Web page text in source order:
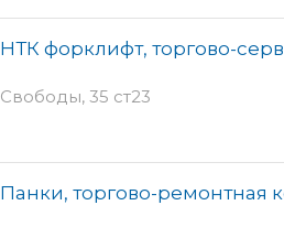
НТК форклифт, торгово-
Свободы, 35 ст23
Панки, торгово-ремонтная